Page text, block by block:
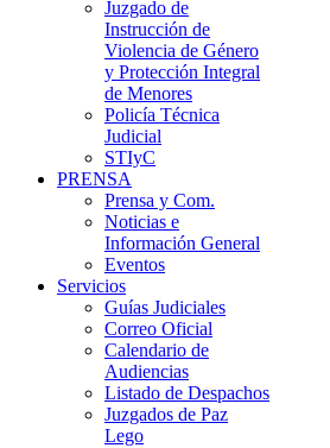
Juzgado de
Instrucción de
Violencia de Género
y Protección Integral
de Menores
Policía Técnica
Judicial
STIyC
PRENSA
Prensa y Com.
Noticias e
Información General
Eventos
Servicios
Guías Judiciales
Correo Oficial
Calendario de
Audiencias
Listado de Despachos
Juzgados de Paz
Lego